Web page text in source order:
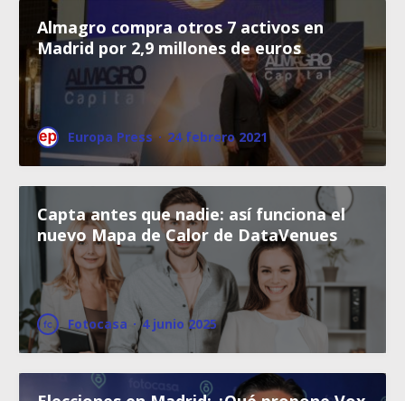
Almagro compra otros 7 activos en
Madrid por 2,9 millones de euros
Europa Press · 24 febrero 2021
Capta antes que nadie: así funciona el
nuevo Mapa de Calor de DataVenues
Fotocasa · 4 junio 2025